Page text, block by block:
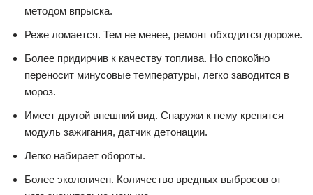
методом впрыска.
Реже ломается. Тем не менее, ремонт обходится дороже.
Более придирчив к качеству топлива. Но спокойно
переносит минусовые температуры, легко заводится в
мороз.
Имеет другой внешний вид. Снаружи к нему крепятся
модуль зажигания, датчик детонации.
Легко набирает обороты.
Более экологичен. Количество вредных выбросов от